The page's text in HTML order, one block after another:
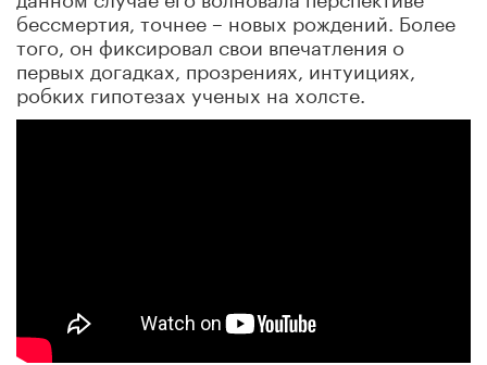
бессмертия, точнее – новых рождений. Более
того, он фиксировал свои впечатления о
первых догадках, прозрениях, интуициях,
робких гипотезах ученых на холсте.